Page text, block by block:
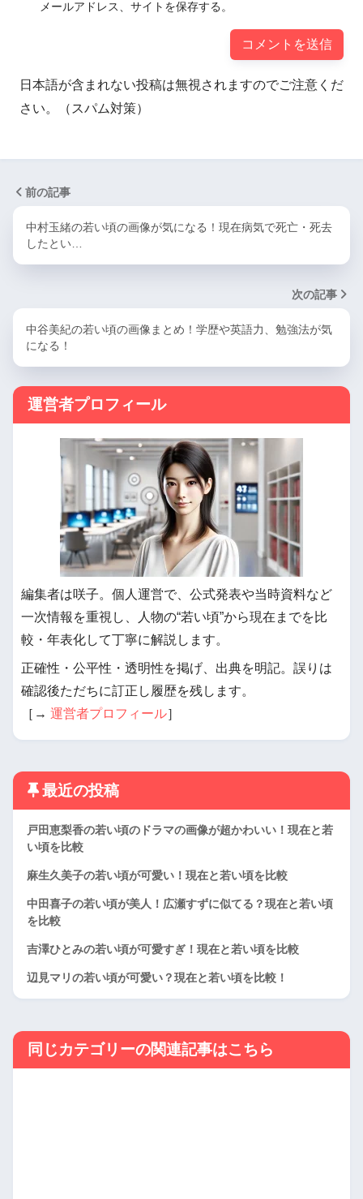
メールアドレス、サイトを保存する。
日本語が含まれない投稿は無視されますのでご注意くだ
さい。（スパム対策）
前の記事
中村玉緒の若い頃の画像が気になる！現在病気で死亡・死去
したとい…
次の記事
中谷美紀の若い頃の画像まとめ！学歴や英語力、勉強法が気
になる！
運営者プロフィール
編集者は咲子。個人運営で、公式発表や当時資料など
一次情報を重視し、人物の“若い頃”から現在までを比
較・年表化して丁寧に解説します。
正確性・公平性・透明性を掲げ、出典を明記。誤りは
確認後ただちに訂正し履歴を残します。
［→ 運営者プロフィール］
最近の投稿
戸田恵梨香の若い頃のドラマの画像が超かわいい！現在と若
い頃を比較
麻生久美子の若い頃が可愛い！現在と若い頃を比較
中田喜子の若い頃が美人！広瀬すずに似てる？現在と若い頃
を比較
吉澤ひとみの若い頃が可愛すぎ！現在と若い頃を比較
辺見マリの若い頃が可愛い？現在と若い頃を比較！
同じカテゴリーの関連記事はこちら